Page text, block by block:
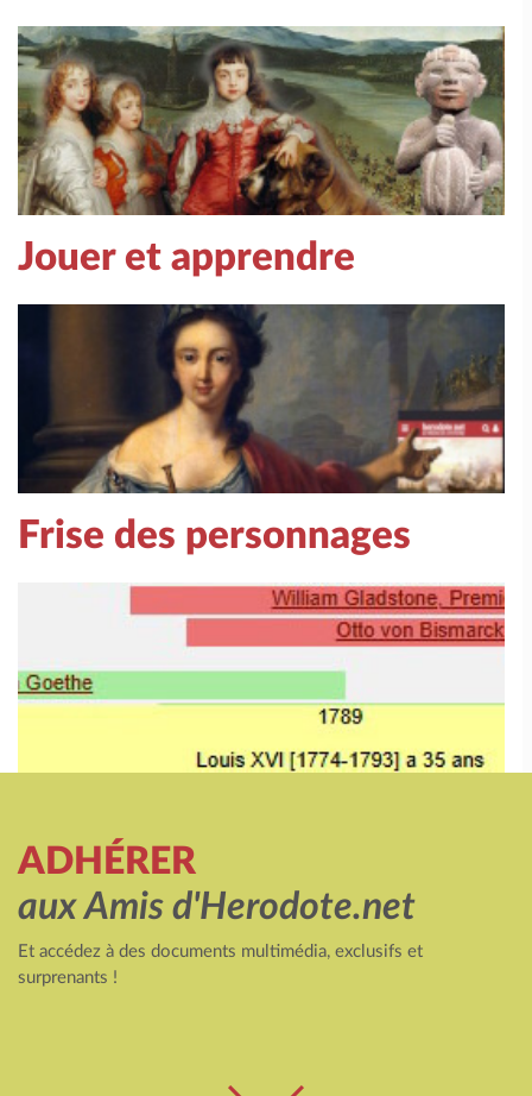
Jouer et apprendre
Frise des personnages
ADHÉRER
aux Amis d'Herodote.net
Et accédez à des documents multimédia, exclusifs et
surprenants !